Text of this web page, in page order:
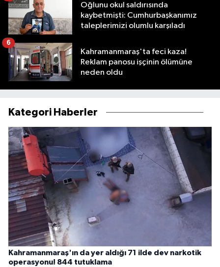
Oğlunu okul saldırısında
kaybetmişti: Cumhurbaşkanımız
taleplerimizi olumlu karşıladı
Kahramanmaraş'ta feci kaza!
Reklam panosu işçinin ölümüne
neden oldu
6
Kategori Haberler
Kahramanmaraş'ın da yer aldığı 71 ilde dev narkotik
operasyonu! 844 tutuklama